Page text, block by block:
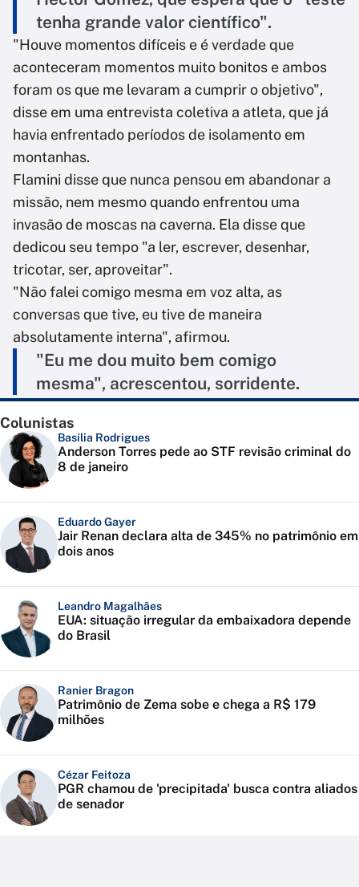
tenha grande valor científico".
"Houve momentos difíceis e é verdade que
aconteceram momentos muito bonitos e ambos
foram os que me levaram a cumprir o objetivo",
disse em uma entrevista coletiva a atleta, que já
havia enfrentado períodos de isolamento em
montanhas.
Flamini disse que nunca pensou em abandonar a
missão, nem mesmo quando enfrentou uma
invasão de moscas na caverna. Ela disse que
dedicou seu tempo "a ler, escrever, desenhar,
tricotar, ser, aproveitar".
"Não falei comigo mesma em voz alta, as
conversas que tive, eu tive de maneira
absolutamente interna", afirmou.
"Eu me dou muito bem comigo
mesma", acrescentou, sorridente.
Colunistas
Basília Rodrigues
Anderson Torres pede ao STF revisão criminal do
8 de janeiro
Eduardo Gayer
Jair Renan declara alta de 345% no patrimônio em
dois anos
Leandro Magalhães
EUA: situação irregular da embaixadora depende
do Brasil
Ranier Bragon
Patrimônio de Zema sobe e chega a R$ 179
milhões
Cézar Feitoza
PGR chamou de 'precipitada' busca contra aliados
de senador